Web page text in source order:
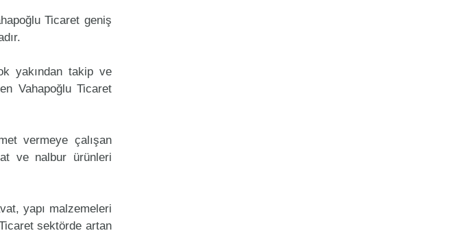
Ticaret geniş
yakından takip ve
Vahapoğlu Ticaret
vermeye çalışan
ve nalbur ürünleri
yapı malzemeleri
sektörde artan